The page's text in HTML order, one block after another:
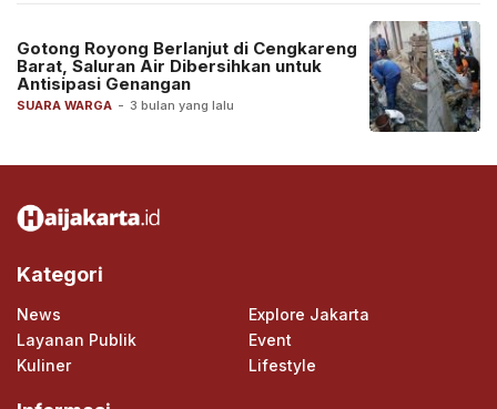
SUARA WARGA - 3 bulan yang lalu
Gotong Royong Berlanjut di Cengkareng
Barat, Saluran Air Dibersihkan untuk
Antisipasi Genangan
Kategori
News
Explore Jakarta
Layanan Publik
Event
Kuliner
Lifestyle